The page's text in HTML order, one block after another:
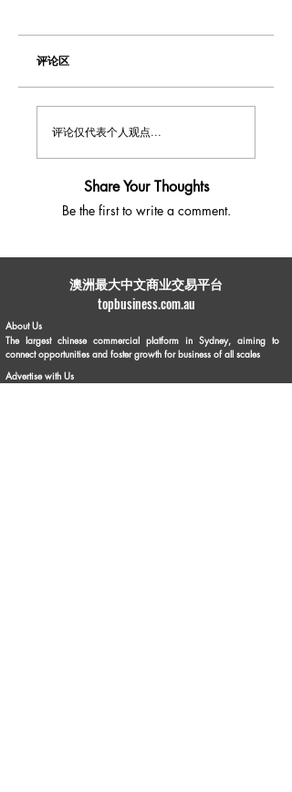
评论区
评论仅代表个人观点...
Share Your Thoughts
Be the first to write a comment.
​澳洲最大中文商业交易平台
topbusiness.com.au
About Us
The largest chinese commercial platform in Sydney, aiming to
connect opportunities and foster growth for business of all scales
Advertise with Us